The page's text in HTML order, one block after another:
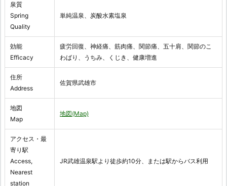
泉質
Spring
Quality
単純温泉、炭酸水素塩泉
効能
Efficacy
疲労回復、神経痛、筋肉痛、関節痛、五十肩、関節のこ
わばり、うちみ、くじき、健康増進
住所
Address
佐賀県武雄市
地図
Map
地図(Map)
アクセス・最
寄り駅
Access,
Nearest
station
JR武雄温泉駅より徒歩約10分、または駅からバス利用